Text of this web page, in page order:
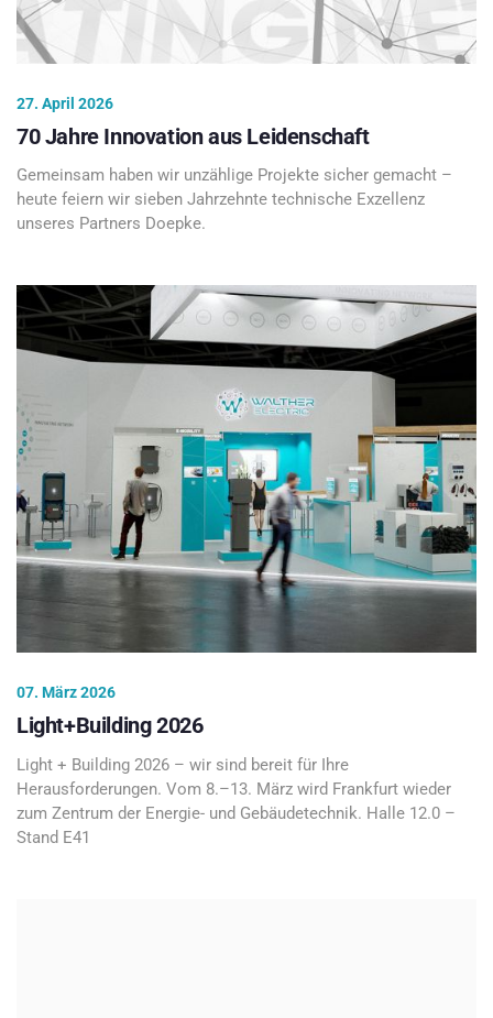
27. April 2026
70 Jahre Innovation aus Leidenschaft
Gemeinsam haben wir unzählige Projekte sicher gemacht –
heute feiern wir sieben Jahrzehnte technische Exzellenz
unseres Partners Doepke.
07. März 2026
Light+Building 2026
Light + Building 2026 – wir sind bereit für Ihre
Herausforderungen. Vom 8.–13. März wird Frankfurt wieder
zum Zentrum der Energie- und Gebäudetechnik. Halle 12.0 –
Stand E41